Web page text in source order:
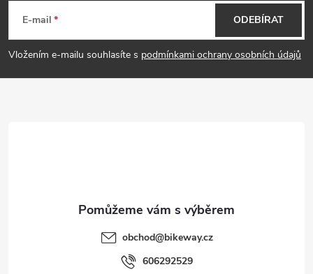
p
E-mail
Vložením e-mailu souhlasíte s podmínkami ochrany osobních údajů
ODEBÍRAT
obchod@bikeway.cz
606292529